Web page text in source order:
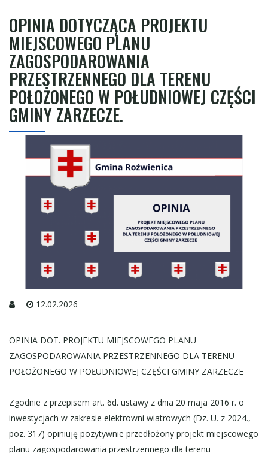
OPINIA DOTYCZĄCA PROJEKTU
MIEJSCOWEGO PLANU
ZAGOSPODAROWANIA
PRZESTRZENNEGO DLA TERENU
POŁOŻONEGO W POŁUDNIOWEJ CZĘŚCI
GMINY ZARZECZE.
12.02.2026
OPINIA DOT. PROJEKTU MIEJSCOWEGO PLANU
ZAGOSPODAROWANIA PRZESTRZENNEGO DLA TERENU
POŁOŻONEGO W POŁUDNIOWEJ CZĘŚCI GMINY ZARZECZE
Zgodnie z przepisem art. 6d. ustawy z dnia 20 maja 2016 r. o
inwestycjach w zakresie elektrowni wiatrowych (Dz. U. z 2024.,
poz. 317) opiniuję pozytywnie przedłożony projekt miejscowego
planu zagospodarowania przestrzennego dla terenu